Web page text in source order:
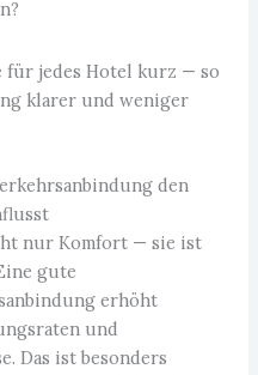
für jedes Hotel kurz — so
klarer und weniger
den
nur Komfort — sie ist
gute
erhöht
und
Das ist besonders